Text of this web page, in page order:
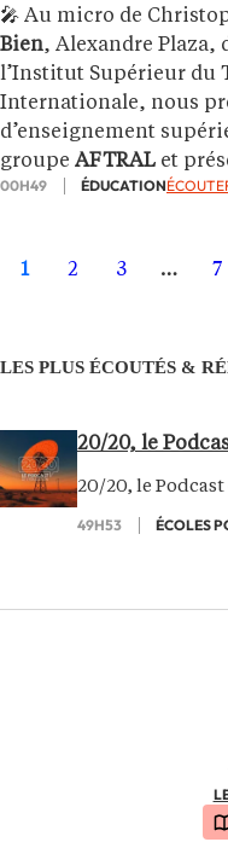
🎤 Au micro de
Bien, Alexandre Plaza,
l’Institut Supérieur du
Internationale, nous
d’enseignement
groupe AFTRAL et
campus à travers toute
00H49 ÉDUCATION
1 2 3 … 7
LES PLUS ÉCOUTÉS &
20/20, le
20/20, le
49H53 ÉCOLES